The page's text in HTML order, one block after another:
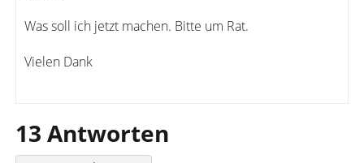
Was soll ich jetzt machen. Bitte um Rat.
Vielen Dank
13 Antworten